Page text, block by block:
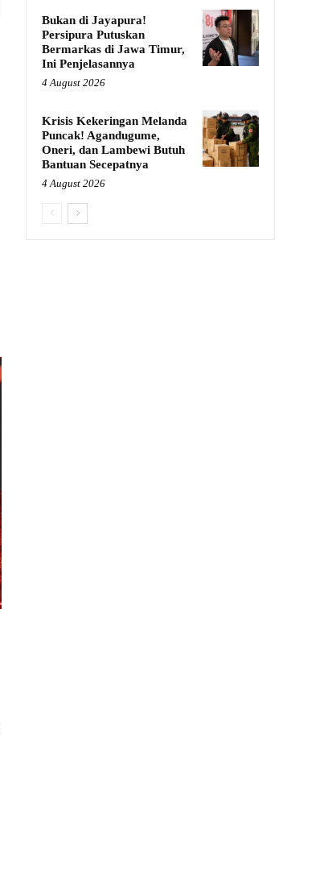
Bukan di Jayapura!
Persipura Putuskan
Bermarkas di Jawa Timur,
Ini Penjelasannya
4 August 2026
Krisis Kekeringan Melanda
Puncak! Agandugume,
Oneri, dan Lambewi Butuh
Bantuan Secepatnya
4 August 2026